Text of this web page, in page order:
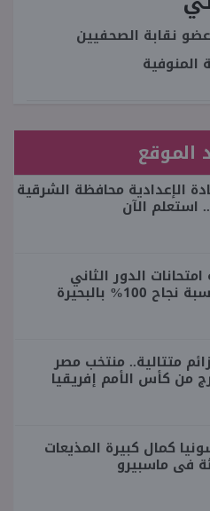
نقابة الصحفيين
الموقع
الإعدادية محافظة الشرقية
استعلم الآن
الدور الثاني
بالبحيرة
متتالية.. منتخب مصر
من كأس الأمم إفريقيا
كمال كبيرة المذيعات
فى ماسبيرو